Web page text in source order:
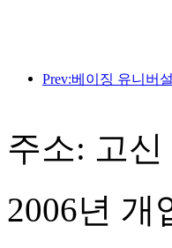
주소: 고
2006년 개